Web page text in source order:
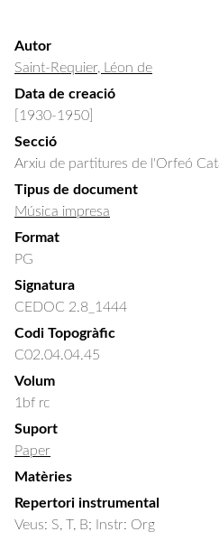
Autor
Saint-Requier, Léon de
Data de creació
[1930-1950]
Secció
Arxiu de partitures de l'Orfeó
Tipus de document
Música impresa
Format
PG
Signatura
CEDOC 2.8_1444
Codi Topogràfic
C02.04.04.45
Volum
1bf rc
Suport
Paper
Matèries
Repertori instrumental
Veus: S, T, B; Instr: Org